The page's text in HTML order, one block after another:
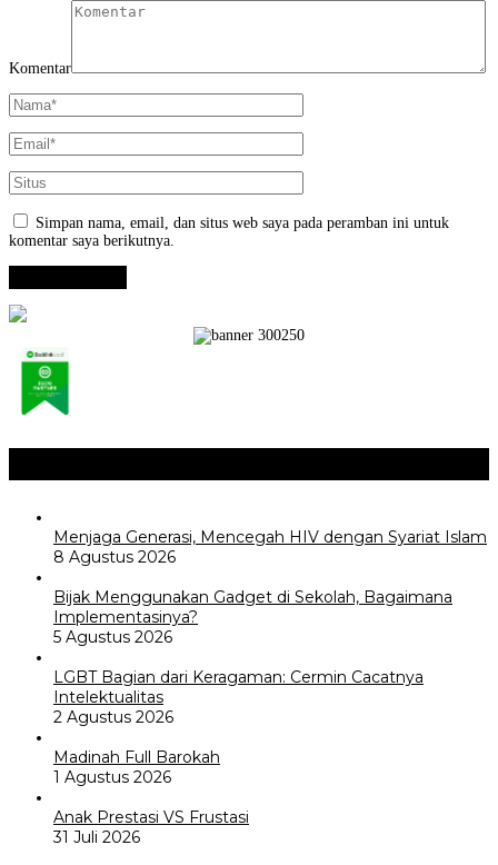
Komentar
Simpan nama, email, dan situs web saya pada peramban ini untuk
komentar saya berikutnya.
Menjaga Generasi, Mencegah HIV dengan Syariat Islam
8 Agustus 2026
Bijak Menggunakan Gadget di Sekolah, Bagaimana
Implementasinya?
5 Agustus 2026
LGBT Bagian dari Keragaman: Cermin Cacatnya
Intelektualitas
2 Agustus 2026
Madinah Full Barokah
1 Agustus 2026
Anak Prestasi VS Frustasi
31 Juli 2026